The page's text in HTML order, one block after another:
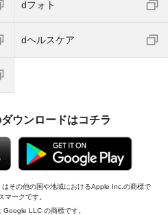
dフォト
dヘルスケア
ウンロードはコチラ
その他の国や地域におけるApple Inc.の商標で
ークです。
LLC の商標です。